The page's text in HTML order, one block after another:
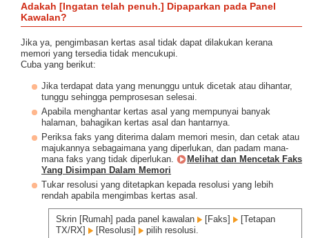
Adakah [Ingatan telah penuh.] Dipaparkan pada Panel
Kawalan?
Jika ya, pengimbasan kertas asal tidak dapat dilakukan kerana
memori yang tersedia tidak mencukupi.
Cuba yang berikut:
Jika terdapat data yang menunggu untuk dicetak atau dihantar,
tunggu sehingga pemprosesan selesai.
Apabila menghantar kertas asal yang mempunyai banyak
halaman, bahagikan kertas asal dan hantarnya.
Periksa faks yang diterima dalam memori mesin, dan cetak atau
majukannya sebagaimana yang diperlukan, dan padam mana-
mana faks yang tidak diperlukan.
Melihat dan Mencetak Faks
Yang Disimpan Dalam Memori
Tukar resolusi yang ditetapkan kepada resolusi yang lebih
rendah apabila mengimbas kertas asal.
Skrin [Rumah] pada panel kawalan [Faks]
[Tetapan
TX/RX]
[Resolusi] pilih resolusi.